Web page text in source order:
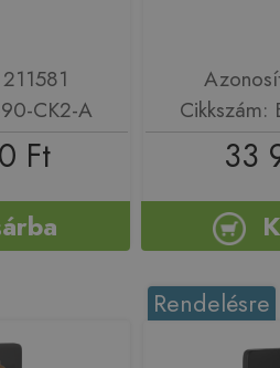
CK2-A
Ft 33
Rendelésre